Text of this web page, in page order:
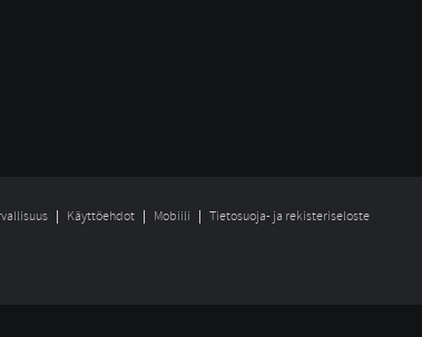
Käyttöehdot Mobiili Tietosuoja- ja rekisteriseloste